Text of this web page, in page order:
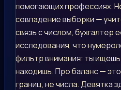
помогающих профессиях.
совпадение выборки —
связь с числом, бухгалтер
исследования, что
фильтр внимания: ты
находишь. Про баланс —
границ, не числа. Девятка